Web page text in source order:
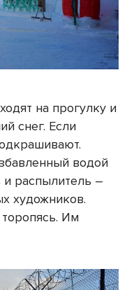
на прогулку и
снег. Если
водой
и распылитель –
художников.
Им